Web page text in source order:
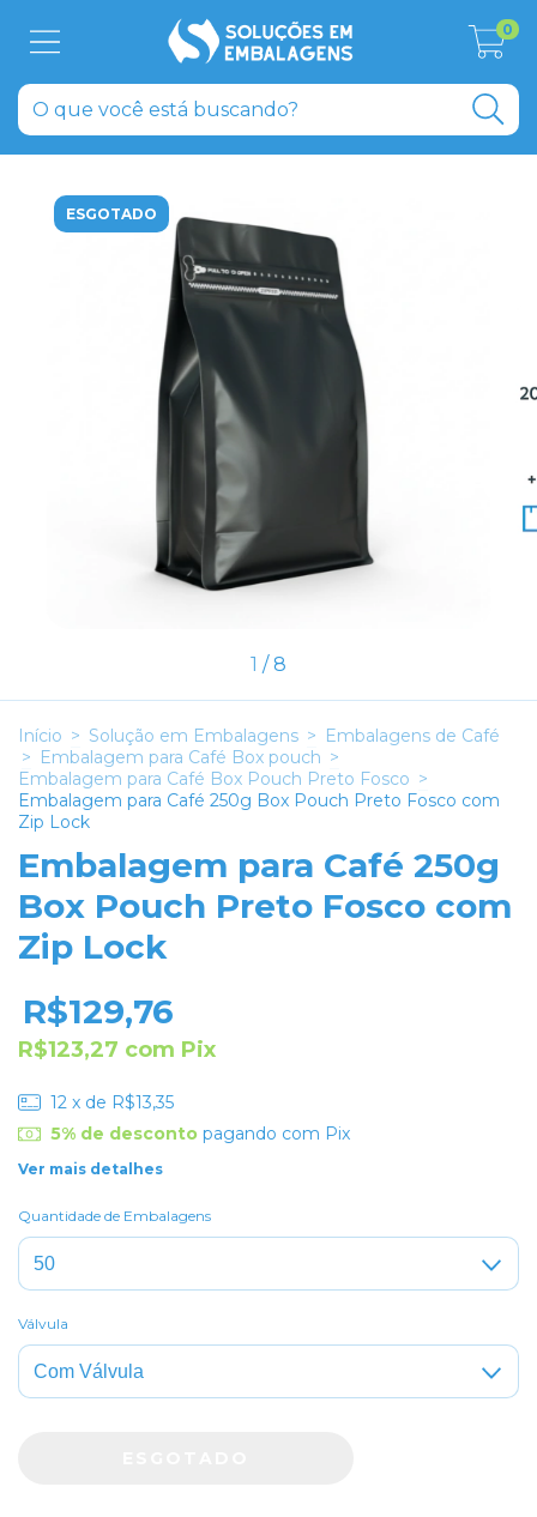
0
ESGOTADO
1 /8
Início > Solução em Embalagens > Embalagens de Café
> Embalagem para Café Box pouch >
Embalagem para Café Box Pouch Preto Fosco >
Embalagem para Café 250g Box Pouch Preto Fosco com
Zip Lock
Embalagem para Café 250g
Box Pouch Preto Fosco com
Zip Lock
R$129,76
R$123,27 com Pix
12 x de R$13,35
5% de descontopagando com Pix
Ver mais detalhes
Quantidade de Embalagens
Válvula